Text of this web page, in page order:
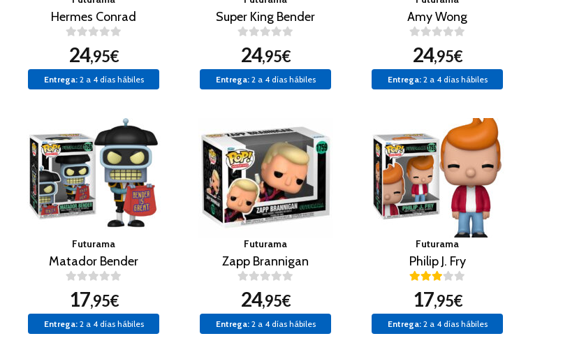
Hermes Conrad
24,95€
Entrega:2 a 4 días hábiles
Super King Bender
24,95€
Entrega:2 a 4 días hábiles
Amy Wong
24,95€
Entrega:2 a 4 días hábiles
Futurama
Matador Bender
17,95€
Entrega:2 a 4 días hábiles
Futurama
Zapp Brannigan
24,95€
Entrega:2 a 4 días hábiles
Futurama
Philip J. Fry
17,95€
Entrega:2 a 4 días hábiles